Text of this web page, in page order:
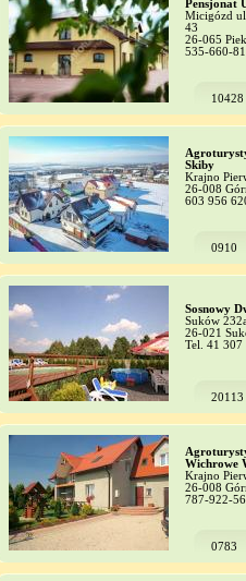
Pensjonat
Micigózd
43
26-065
535-660-
10428
Skiby
Krajno
26-008
603 956
0910
Sosnowy
Suków
26-021
Tel. 41 307
20113
Wichrowe
Krajno
26-008
787-922-
0783